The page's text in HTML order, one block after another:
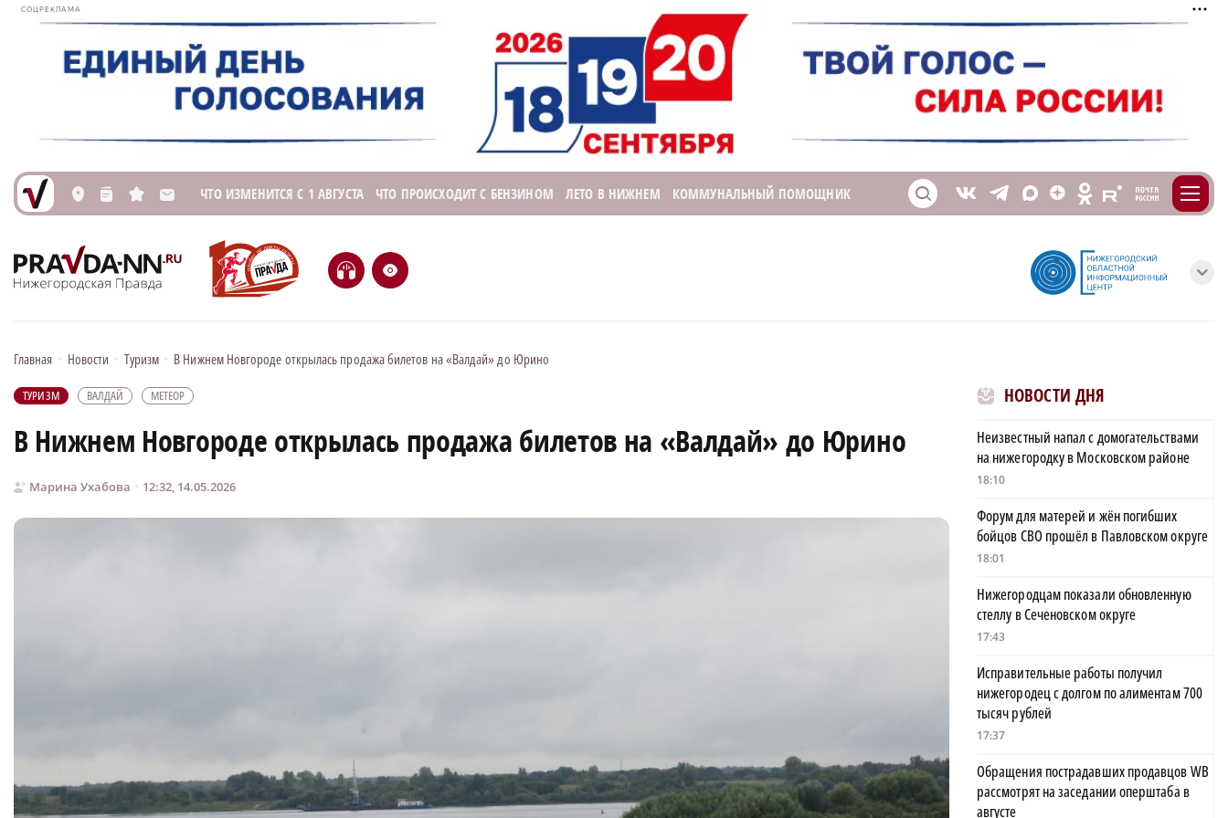
СОЦРЕКЛАМА
L n s M ЧТО ИЗМЕНИТСЯ С 1 АВГУСТА ЧТО ПРОИСХОДИТ С БЕНЗИНОМ ЛЕТО В НИЖНЕМ КОММУНАЛЬНЫЙ ПОМОЩНИК S V T X Z O E m
H e с
Главная • Новости • Туризм • В Нижнем Новгороде открылась продажа билетов на «Валдай» до Юрино
ТУРИЗМ ВАЛДАЙ МЕТЕОР
В Нижнем Новгороде открылась продажа билетов на «Валдай» до Юрино
Марина Ухабова 12:32, 14.05.2026
НОВОСТИ ДНЯ
Неизвестный напал с домогательствами
на нижегородку в Московском районе
18:10
Форум для матерей и жён погибших
бойцов СВО прошёл в Павловском округе
18:01
Нижегородцам показали обновленную
стеллу в Сеченовском округе
17:43
Исправительные работы получил
нижегородец с долгом по алиментам 700
тысяч рублей
17:37
Обращения пострадавших продавцов WB
рассмотрят на заседании оперштаба в
августе